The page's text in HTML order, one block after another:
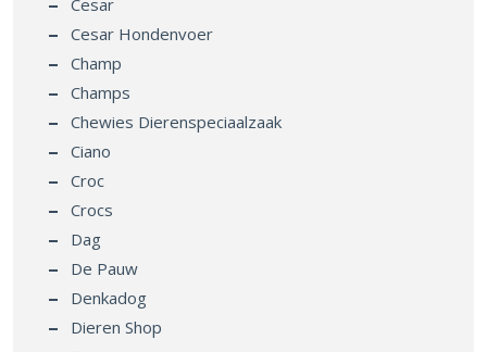
Cesar Hondenvoer
Champ
Champs
Chewies Dierenspeciaalzaak
Ciano
Croc
Crocs
Dag
De Pauw
Denkadog
Dieren Shop
Dierenvoer Kopen